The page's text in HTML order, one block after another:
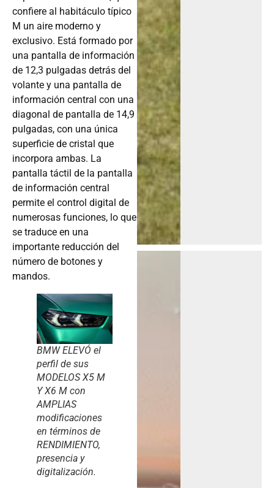
confiere al habitáculo típico
M un aire moderno y
exclusivo. Está formado por
una pantalla de información
de 12,3 pulgadas detrás del
volante y una pantalla de
información central con una
diagonal de pantalla de 14,9
pulgadas, con una única
superficie de cristal que
incorpora ambas. La
pantalla táctil de la pantalla
de información central
permite el control digital de
numerosas funciones, lo que
se traduce en una
importante reducción del
número de botones y
mandos.
BMW ELEVÓ el
perfil de sus
MODELOS X5 M
Y X6 M con
AMPLIAS
modificaciones
en términos de
RENDIMIENTO,
presencia y
digitalización.